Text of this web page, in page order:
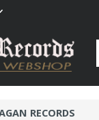
RECORDS